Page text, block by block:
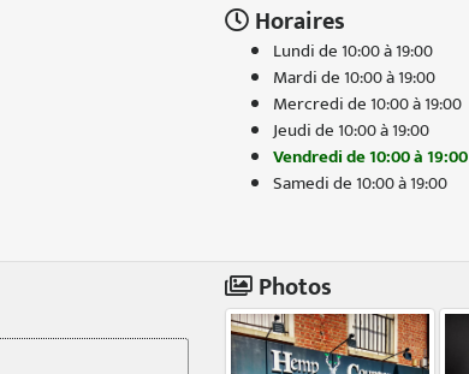
Horaires
Lundi de 10:00 à 19:00
Mardi de 10:00 à 19:00
Mercredi de 10:00 à 19:00
Jeudi de 10:00 à 19:00
Vendredi de 10:00 à 19:00
Samedi de 10:00 à 19:00
Photos